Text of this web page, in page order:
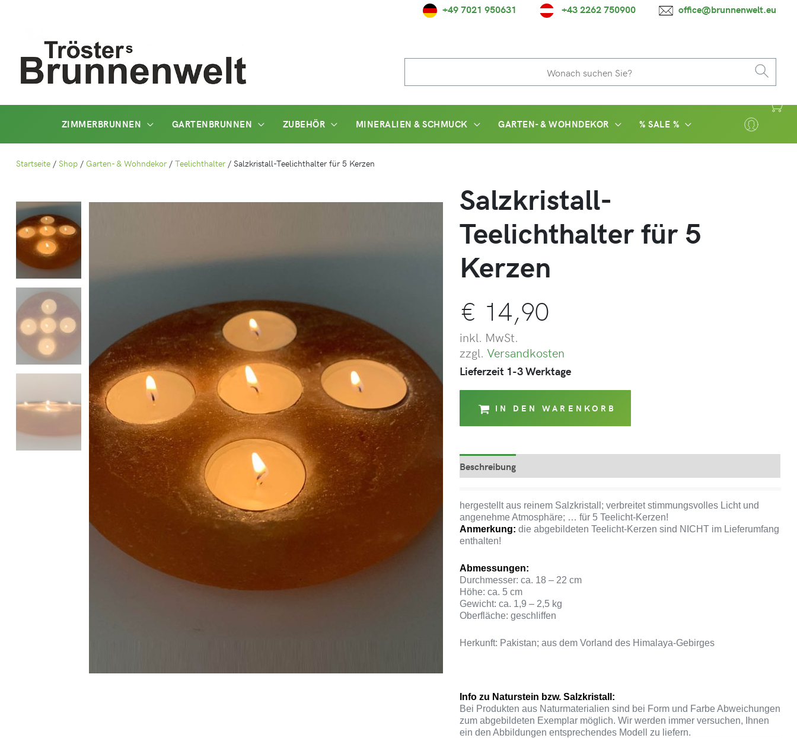
+49 7021 950631 +43 2262 750900 office@brunnenwelt.eu
ZIMMERBRUNNEN GARTENBRUNNEN ZUBEHÖR MINERALIEN & SCHMUCK GARTEN- & WOHNDEKOR % SALE %
Startseite / Shop / Garten- & Wohndekor / Teelichthalter / Salzkristall-Teelichthalter für 5 Kerzen
Salzkristall-
Teelichthalter für 5
Kerzen
€ 14,90
inkl. MwSt.
zzgl.Versandkosten
Lieferzeit 1-3 Werktage
IN DEN WARENKORB
Beschreibung
hergestellt aus reinem Salzkristall; verbreitet stimmungsvolles Licht und
angenehme Atmosphäre; … für 5 Teelicht-Kerzen!
Anmerkung: die abgebildeten Teelicht-Kerzen sind NICHT im Lieferumfang
enthalten!
Abmessungen:
Durchmesser: ca. 18 – 22 cm
Höhe: ca. 5 cm
Gewicht: ca. 1,9 – 2,5 kg
Oberfläche: geschliffen
Herkunft: Pakistan; aus dem Vorland des Himalaya-Gebirges
Info zu Naturstein bzw. Salzkristall:
Bei Produkten aus Naturmaterialien sind bei Form und Farbe Abweichungen
zum abgebildeten Exemplar möglich. Wir werden immer versuchen, Ihnen
ein den Abbildungen entsprechendes Modell zu liefern.